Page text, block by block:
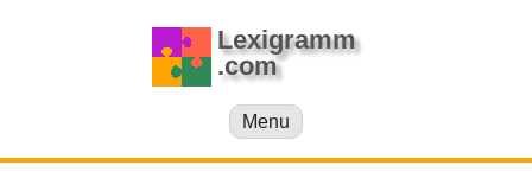
Lexigramm
.com
Menu